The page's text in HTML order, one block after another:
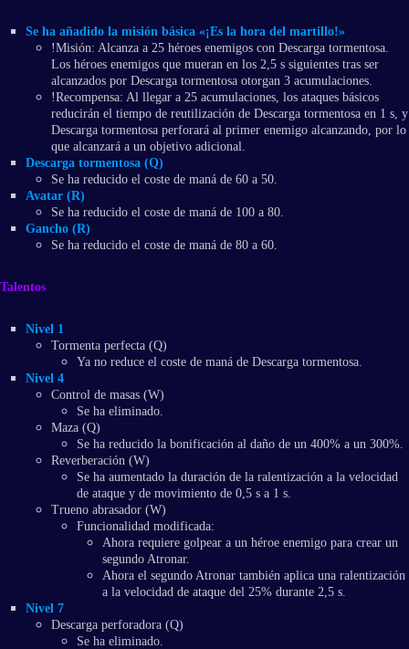
Se ha añadido la misión básica «¡Es la hora del martillo!»
!Misión: Alcanza a 25 héroes enemigos con Descarga tormentosa.
Los héroes enemigos que mueran en los 2,5 s siguientes tras ser
alcanzados por Descarga tormentosa otorgan 3 acumulaciones.
!Recompensa: Al llegar a 25 acumulaciones, los ataques básicos
reducirán el tiempo de reutilización de Descarga tormentosa en 1 s, y
Descarga tormentosa perforará al primer enemigo alcanzando, por lo
que alcanzará a un objetivo adicional.
Descarga tormentosa (Q)
Se ha reducido el coste de maná de 60 a 50.
Avatar (R)
Se ha reducido el coste de maná de 100 a 80.
Gancho (R)
Se ha reducido el coste de maná de 80 a 60.
Talentos
Nivel 1
Tormenta perfecta (Q)
Ya no reduce el coste de maná de Descarga tormentosa.
Nivel 4
Control de masas (W)
Se ha eliminado.
Maza (Q)
Se ha reducido la bonificación al daño de un 400% a un 300%.
Reverberación (W)
Se ha aumentado la duración de la ralentización a la velocidad
de ataque y de movimiento de 0,5 s a 1 s.
Trueno abrasador (W)
Funcionalidad modificada:
Ahora requiere golpear a un héroe enemigo para crear un
segundo Atronar.
Ahora el segundo Atronar también aplica una ralentización
a la velocidad de ataque del 25% durante 2,5 s.
Nivel 7
Descarga perforadora (Q)
Se ha eliminado.